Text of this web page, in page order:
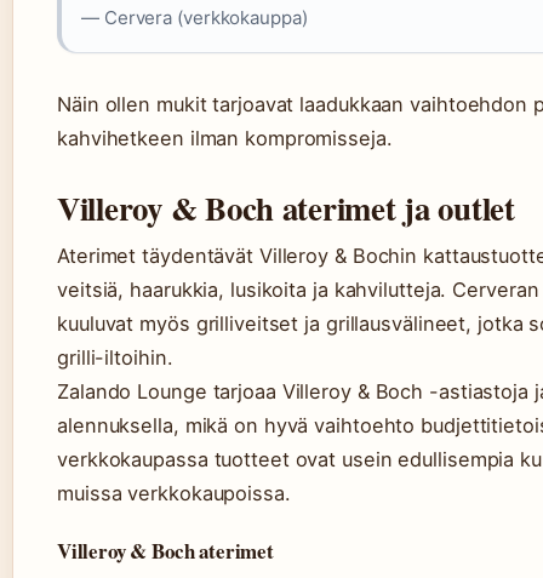
— Cervera (verkkokauppa)
Näin ollen mukit tarjoavat laadukkaan vaihtoehdon
kahvihetkeen ilman kompromisseja.
Villeroy & Boch aterimet ja outlet
Aterimet täydentävät Villeroy & Bochin
veitsiä, haarukkia, lusikoita ja kahvilutteja.
kuuluvat myös grilliveitset ja grillausvälineet, jotka
grilli-iltoihin.
Zalando Lounge tarjoaa Villeroy & Boch -astiastoja
alennuksella, mikä on hyvä vaihtoehto
verkkokaupassa tuotteet ovat usein edullisempia
muissa verkkokaupoissa.
Villeroy & Boch aterimet